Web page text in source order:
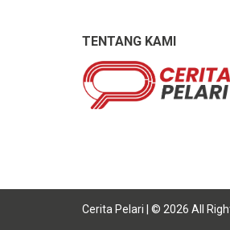
TENTANG KAMI
Cerita Pelari | © 2026 All